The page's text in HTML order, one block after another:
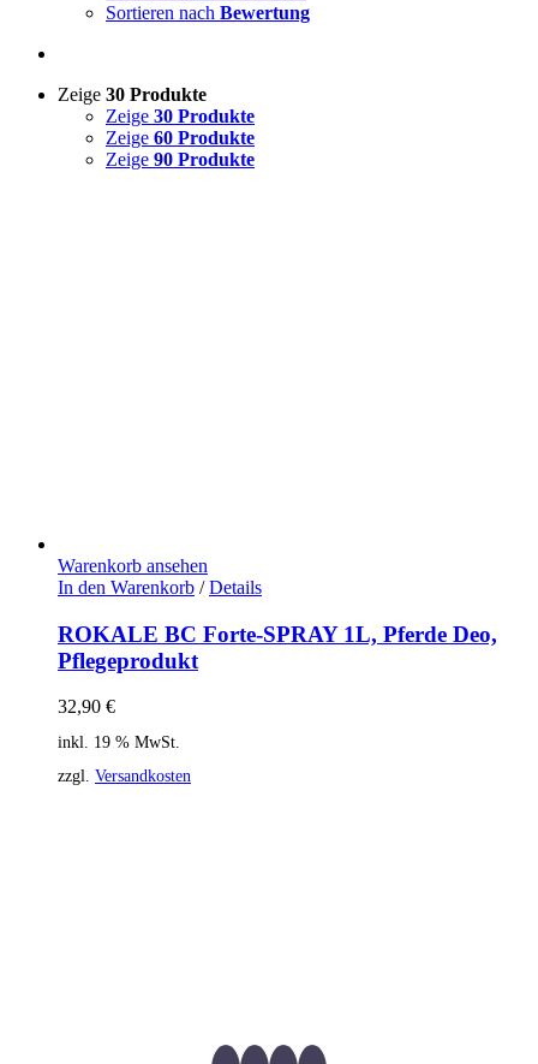
Sortieren nach Bewertung
Zeige 30 Produkte
Zeige 30 Produkte
Zeige 60 Produkte
Zeige 90 Produkte
Warenkorb ansehen
In den Warenkorb / Details
ROKALE BC Forte-SPRAY 1L, Pferde Deo,
Pflegeprodukt
32,90 €
inkl. 19 % MwSt.
zzgl. Versandkosten
Zertifizierte AOE-Therapeutin nach Dr. C. Torp